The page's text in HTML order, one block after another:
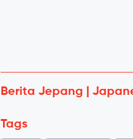
Berita Jepang |
Tags